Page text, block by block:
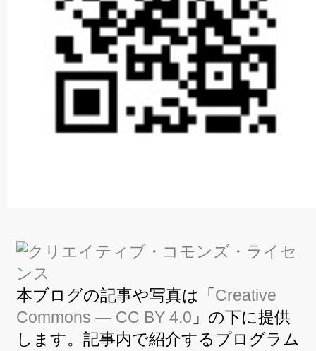
本ブログの記事や写真は「 Creative
Commons — CC BY 4.0 」の下に提供
します。記事内で紹介するプログラム